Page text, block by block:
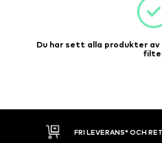
Du har sett alla produkter av